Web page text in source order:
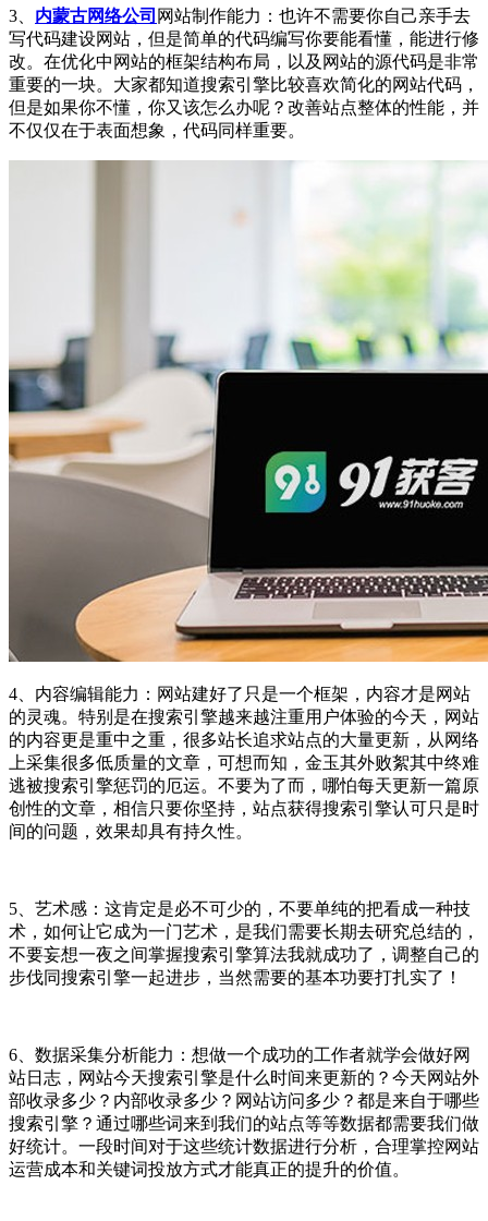
3、 内蒙古网络公司 网站制作能力：也许不需要你自己亲手去
写代码建设网站，但是简单的代码编写你要能看懂，能进行修
改。在优化中网站的框架结构布局，以及网站的源代码是非常
重要的一块。大家都知道搜索引擎比较喜欢简化的网站代码，
但是如果你不懂，你又该怎么办呢？改善站点整体的性能，并
不仅仅在于表面想象，代码同样重要。
4、内容编辑能力：网站建好了只是一个框架，内容才是网站
的灵魂。特别是在搜索引擎越来越注重用户体验的今天，网站
的内容更是重中之重，很多站长追求站点的大量更新，从网络
上采集很多低质量的文章，可想而知，金玉其外败絮其中终难
逃被搜索引擎惩罚的厄运。不要为了而，哪怕每天更新一篇原
创性的文章，相信只要你坚持，站点获得搜索引擎认可只是时
间的问题，效果却具有持久性。
5、艺术感：这肯定是必不可少的，不要单纯的把看成一种技
术，如何让它成为一门艺术，是我们需要长期去研究总结的，
不要妄想一夜之间掌握搜索引擎算法我就成功了，调整自己的
步伐同搜索引擎一起进步，当然需要的基本功要打扎实了！
6、数据采集分析能力：想做一个成功的工作者就学会做好网
站日志，网站今天搜索引擎是什么时间来更新的？今天网站外
部收录多少？内部收录多少？网站访问多少？都是来自于哪些
搜索引擎？通过哪些词来到我们的站点等等数据都需要我们做
好统计。一段时间对于这些统计数据进行分析，合理掌控网站
运营成本和关键词投放方式才能真正的提升的价值。